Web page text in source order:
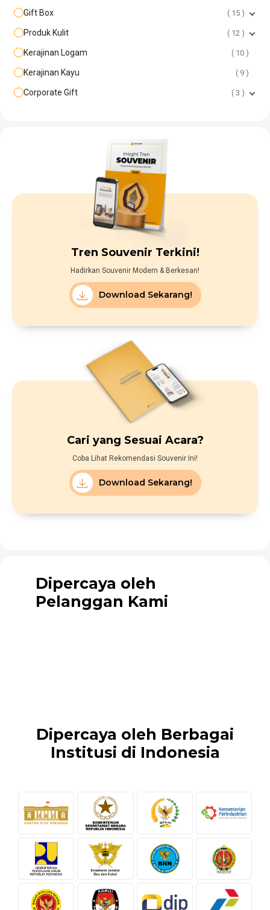
Gift Box 15
Produk Kulit 12
Kerajinan Logam 10
Kerajinan Kayu 9
Corporate Gift 3
Tren Souvenir Terkini!
Hadirkan Souvenir Modern & Berkesan!
Download Sekarang!
Cari yang Sesuai Acara?
Coba Lihat Rekomendasi Souvenir Ini!
Download Sekarang!
Dipercaya oleh
Pelanggan Kami
Dipercaya oleh Berbagai
Institusi di Indonesia